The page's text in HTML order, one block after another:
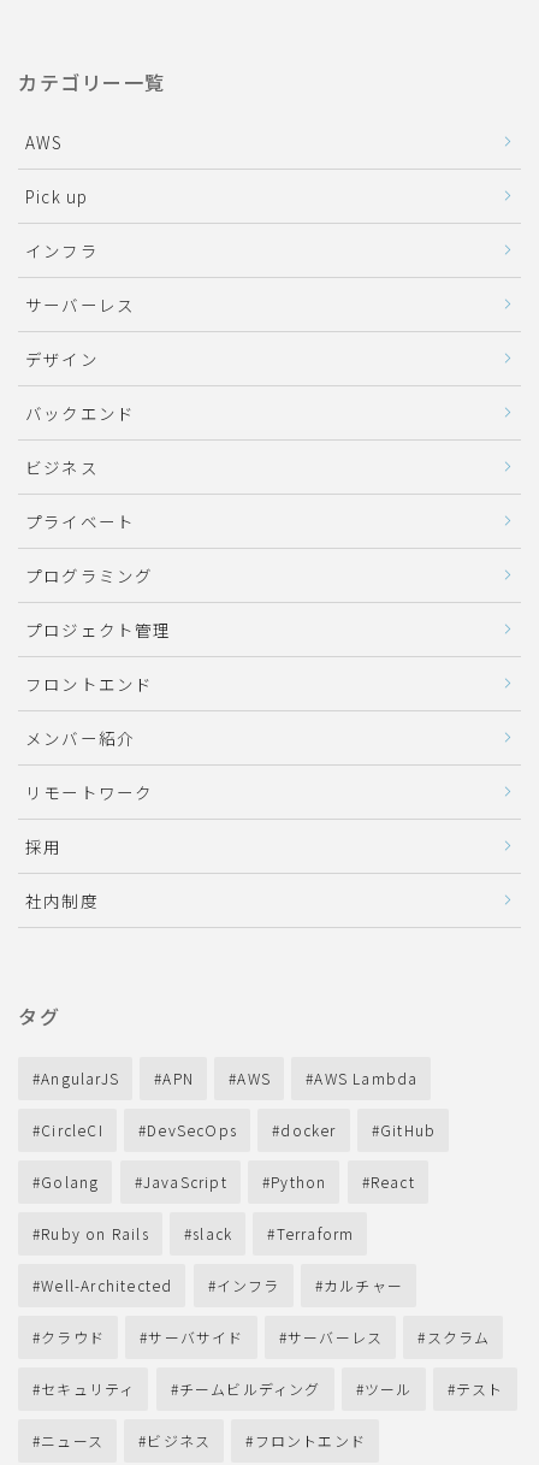
カテゴリー一覧
AWS
Pick up
インフラ
サーバーレス
デザイン
バックエンド
ビジネス
プライベート
プログラミング
プロジェクト管理
フロントエンド
メンバー紹介
リモートワーク
採用
社内制度
タグ
AngularJS APN AWS AWS Lambda
CircleCI DevSecOps docker GitHub
Golang JavaScript Python React
Ruby on Rails slack Terraform
Well-Architected インフラ カルチャー
クラウド サーバサイド サーバーレス スクラム
セキュリティ チームビルディング ツール テスト
ニュース ビジネス フロントエンド